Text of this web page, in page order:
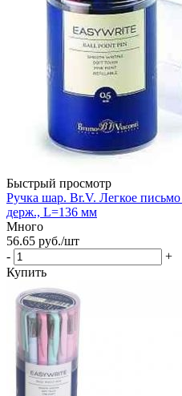
Быстрый просмотр
Ручка шар. Br.V. Легкое
держ., L=136 мм
Много
56.65 руб./шт
-
+
Купить